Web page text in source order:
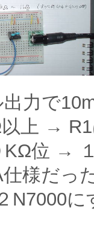
力で
上 →
KΩ位 →
様だっ
N7000